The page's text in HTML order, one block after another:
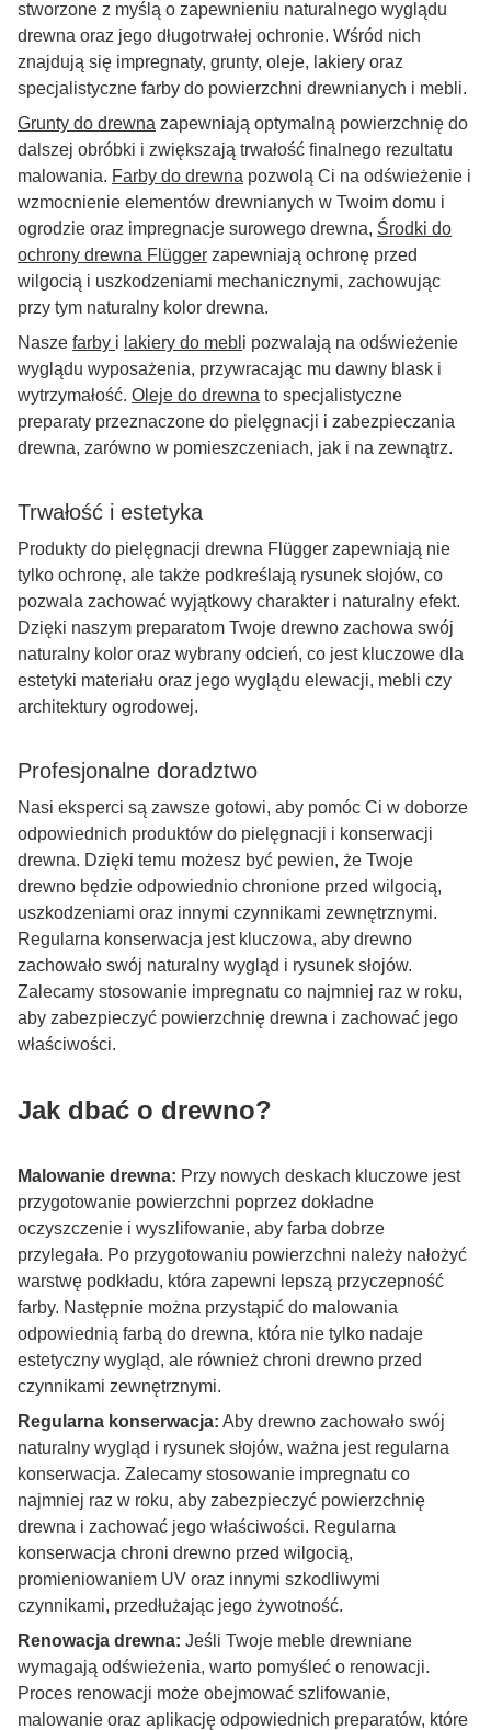
stworzone z myślą o zapewnieniu naturalnego wyglądu
drewna oraz jego długotrwałej ochronie. Wśród nich
znajdują się impregnaty, grunty, oleje, lakiery oraz
specjalistyczne farby do powierzchni drewnianych i mebli.
Grunty do drewna zapewniają optymalną powierzchnię do
dalszej obróbki i zwiększają trwałość finalnego rezultatu
malowania. Farby do drewna pozwolą Ci na odświeżenie i
wzmocnienie elementów drewnianych w Twoim domu i
ogrodzie oraz impregnacje surowego drewna, Środki do
ochrony drewna Flügger zapewniają ochronę przed
wilgocią i uszkodzeniami mechanicznymi, zachowując
przy tym naturalny kolor drewna.
Nasze farby i lakiery do mebl i pozwalają na odświeżenie
wyglądu wyposażenia, przywracając mu dawny blask i
wytrzymałość. Oleje do drewna to specjalistyczne
preparaty przeznaczone do pielęgnacji i zabezpieczania
drewna, zarówno w pomieszczeniach, jak i na zewnątrz.
Trwałość i estetyka
Produkty do pielęgnacji drewna Flügger zapewniają nie
tylko ochronę, ale także podkreślają rysunek słojów, co
pozwala zachować wyjątkowy charakter i naturalny efekt.
Dzięki naszym preparatom Twoje drewno zachowa swój
naturalny kolor oraz wybrany odcień, co jest kluczowe dla
estetyki materiału oraz jego wyglądu elewacji, mebli czy
architektury ogrodowej.
Profesjonalne doradztwo
Nasi eksperci są zawsze gotowi, aby pomóc Ci w doborze
odpowiednich produktów do pielęgnacji i konserwacji
drewna. Dzięki temu możesz być pewien, że Twoje
drewno będzie odpowiednio chronione przed wilgocią,
uszkodzeniami oraz innymi czynnikami zewnętrznymi.
Regularna konserwacja jest kluczowa, aby drewno
zachowało swój naturalny wygląd i rysunek słojów.
Zalecamy stosowanie impregnatu co najmniej raz w roku,
aby zabezpieczyć powierzchnię drewna i zachować jego
właściwości.
Jak dbać o drewno?
Malowanie drewna: Przy nowych deskach kluczowe jest
przygotowanie powierzchni poprzez dokładne
oczyszczenie i wyszlifowanie, aby farba dobrze
przylegała. Po przygotowaniu powierzchni należy nałożyć
warstwę podkładu, która zapewni lepszą przyczepność
farby. Następnie można przystąpić do malowania
odpowiednią farbą do drewna, która nie tylko nadaje
estetyczny wygląd, ale również chroni drewno przed
czynnikami zewnętrznymi.
Regularna konserwacja: Aby drewno zachowało swój
naturalny wygląd i rysunek słojów, ważna jest regularna
konserwacja. Zalecamy stosowanie impregnatu co
najmniej raz w roku, aby zabezpieczyć powierzchnię
drewna i zachować jego właściwości. Regularna
konserwacja chroni drewno przed wilgocią,
promieniowaniem UV oraz innymi szkodliwymi
czynnikami, przedłużając jego żywotność.
Renowacja drewna: Jeśli Twoje meble drewniane
wymagają odświeżenia, warto pomyśleć o renowacji.
Proces renowacji może obejmować szlifowanie,
malowanie oraz aplikację odpowiednich preparatów, które